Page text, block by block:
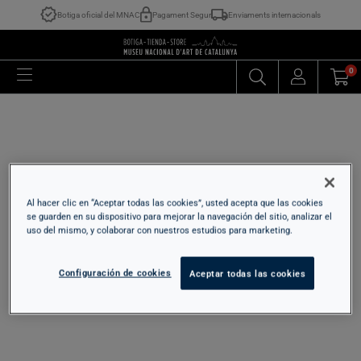
Botiga oficial del MNAC Pagament Segur Enviaments internacionals
0
Al hacer clic en “Aceptar todas las cookies”, usted acepta que las cookies
se guarden en su dispositivo para mejorar la navegación del sitio, analizar el
uso del mismo, y colaborar con nuestros estudios para marketing.
Configuración de cookies Aceptar todas las cookies